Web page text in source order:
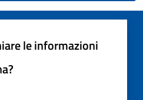
le informazioni